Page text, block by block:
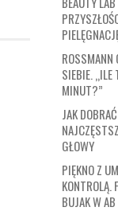
ROSSMANN
SIEBIE. „ILE
MINUT?”
JAK
GŁOWY
PIĘKNO Z
KONTROLĄ.
BUJAK W